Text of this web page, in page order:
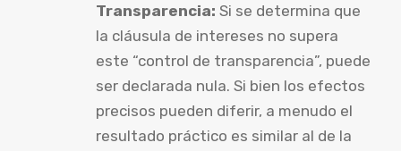
Transparencia: Si se determina que
la cláusula de intereses no supera
este “control de transparencia”, puede
ser declarada nula. Si bien los efectos
precisos pueden diferir, a menudo el
resultado práctico es similar al de la